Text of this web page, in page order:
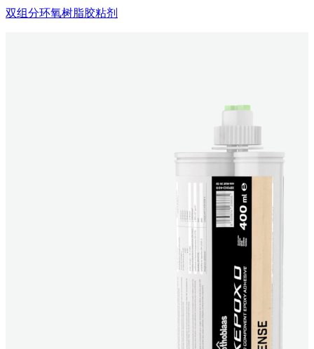
双组分环氧树脂胶粘剂